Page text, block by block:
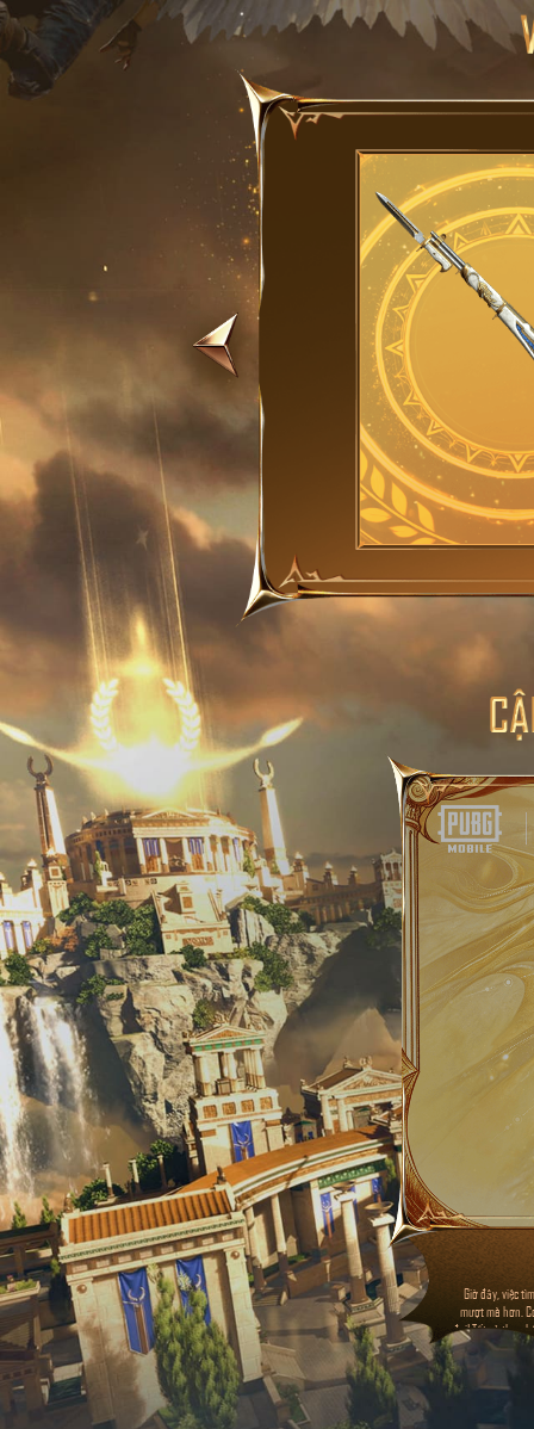
tiện
Giờ đây, việc
mượt mà hơn.
đợi! Tất cả thu